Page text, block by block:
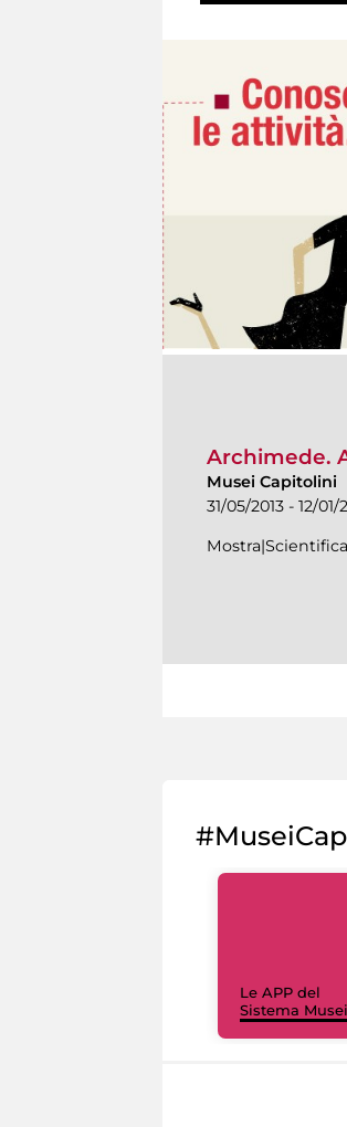
Archimede.
Musei Capitolini
31/05/2013 - 12/01/
Mostra|Scientifica
Le APP del
Sistema Musei